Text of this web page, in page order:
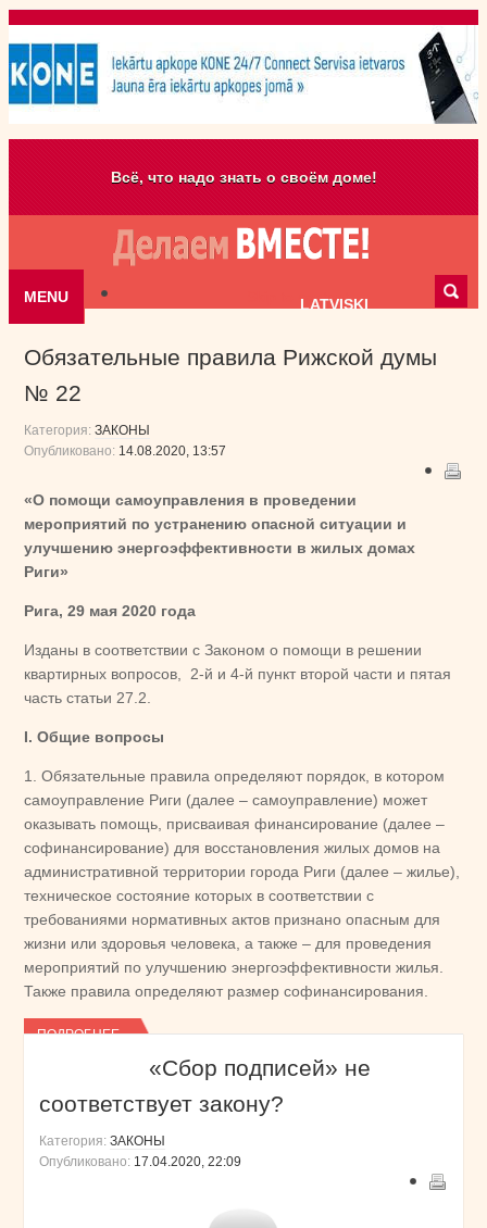
Всё, что надо знать о своём доме!
MENU LATVISKI
Skip to content
Обязательные правила Рижской думы
№ 22
Категория: ЗАКОНЫ
Опубликовано: 14.08.2020, 13:57
«О помощи самоуправления в проведении
мероприятий по устранению опасной ситуации и
улучшению энергоэффективности в жилых домах
Риги»
Рига, 29 мая 2020 года
Изданы в соответствии с Законом о помощи в решении
квартирных вопросов, 2-й и 4-й пункт второй части и пятая
часть статьи 27.2.
I. Общие вопросы
1. Обязательные правила определяют порядок, в котором
самоуправление Риги (далее – самоуправление) может
оказывать помощь, присваивая финансирование (далее –
софинансирование) для восстановления жилых домов на
административной территории города Риги (далее – жилье),
техническое состояние которых в соответствии с
требованиями нормативных актов признано опасным для
жизни или здоровья человека, а также – для проведения
мероприятий по улучшению энергоэффективности жилья.
Также правила определяют размер софинансирования.
ПОДРОБНЕЕ...
«Сбор подписей» не
соответствует закону?
Категория: ЗАКОНЫ
Опубликовано: 17.04.2020, 22:09